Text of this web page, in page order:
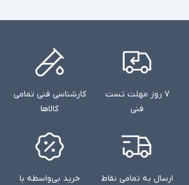
۷ روز مهلت تست
فنی
کارشناسی فنی تمامی
کالاها
ارسال به تمامی نقاط
خرید بی‌واسطه با